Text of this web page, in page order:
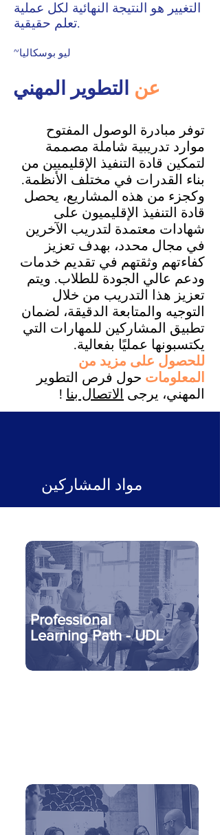
التغيير هو النتيجة النهائية لكل عملية
تعلم حقيقية.
~ليو بوسكاليا
عن التطوير المهني
توفر مبادرة الوصول المفتوح
موارد تدريبية شاملة مصممة
لتمكين قادة التنفيذ الإقليميين من
بناء القدرات في مختلف الأنظمة.
وكجزء من هذه المشاريع، يحصل
قادة التنفيذ الإقليميون على
شهادات معتمدة لتدريب الآخرين
في مجال محدد، بهدف تعزيز
كفاءتهم وثقتهم في تقديم خدمات
ودعم عالي الجودة للطلاب. ويتم
تعزيز هذا التدريب من خلال
التوجيه والمتابعة الدقيقة، لضمان
تطبيق المشاركين للمهارات التي
يكتسبونها عمليًا بفعالية.
للحصول على مزيد من
المعلومات حول فرص التطوير
المهني، يرجى الاتصال بنا !
مواد المشاركين
Professional
Learning Path - UDL